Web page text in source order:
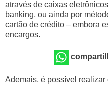
através de caixas
banking, ou ainda por
cartão de crédito – embora
encargos.
Ademais, é possível realizar